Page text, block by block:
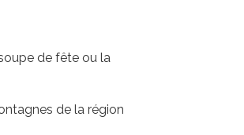
de fête ou la
de la région